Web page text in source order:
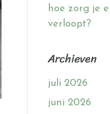
hoe zorg je
verloopt?
Archieven
juli 2026
juni 2026